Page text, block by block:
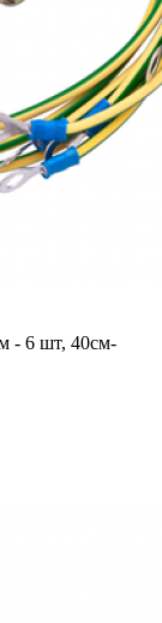
- 6 шт, 40см-